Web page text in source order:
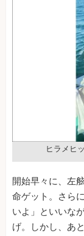
ヒラメヒ
開始早々に、左
命ゲット。さら
いよ」といいな
げ。しかし、あ